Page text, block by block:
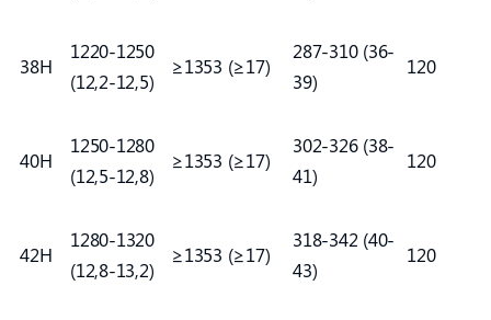
38H
1220-1250
(12,2-12,5)
≥1353 (≥17)
287-310 (36-
39)
120
40H
1250-1280
(12,5-12,8)
≥1353 (≥17)
302-326 (38-
41)
120
42H
1280-1320
(12,8-13,2)
≥1353 (≥17)
318-342 (40-
43)
120